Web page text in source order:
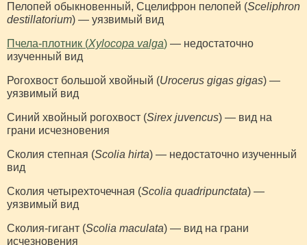
Пелопей обыкновенный, Сцелифрон пелопей (Sceliphron
destillatorium) — уязвимый вид
Пчела-плотник (Xylocopa valga) — недостаточно
изученный вид
Рогохвост большой хвойный (Urocerus gigas gigas) —
уязвимый вид
Синий хвойный рогохвост (Sirex juvencus) — вид на
грани исчезновения
Сколия степная (Scolia hirta) — недостаточно изученный
вид
Сколия четырехточечная (Scolia quadripunctata) —
уязвимый вид
Сколия-гигант (Scolia maculata) — вид на грани
исчезновения